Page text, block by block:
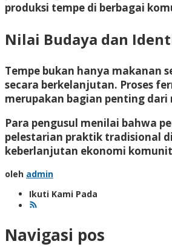
produksi tempe di berbagai
Nilai Budaya dan
Tempe bukan hanya makanan
secara berkelanjutan. Proses
merupakan bagian penting dari
Para pengusul menilai bahwa
pelestarian praktik tradisional
keberlanjutan ekonomi
oleh admin
Ikuti Kami Pada
Navigasi pos